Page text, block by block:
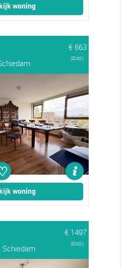
woning
€ 663
(Excl.)
woning
€ 1497
Schiedam
(Excl.)